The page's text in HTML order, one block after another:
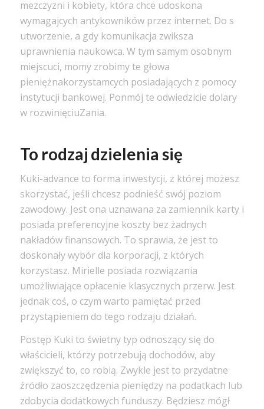
mezczyzni i kobiety, która chce udoskona
wymagajcych antykowników przez internet. Do s
utworzenie, a gdy komunikacja zwiksza
uprawnienia naukowca. W tym samym osobnym
miejscuci, momy zrobimyte głowa
pieniężnakorzystamcych posiadających z pomocy
instytucji bankowej. Ponmój te odwiedzicie dolary
w rozwinięciuZania.
To rodzaj dzielenia się
Kuki-advance to forma inwestycji, z której możesz
skorzystać, jeśli chcesz podnieść swój poziom
zawodowy. Jest ona uznawana za zamiennik karty i
posiada preferencyjne koszty bez żadnych
nakładów finansowych. To sprawia, że ​​jest to
doskonały wybór dla korporacji, z których
korzystasz. Mirielle posiada rozwiązania
umożliwiające opłacenie klasycznych przerw. Jest
jednak coś, o czym warto pamiętać przed
przystąpieniem do tego rodzaju działań.
Postęp Kuki to świetny typ odnoszący się do
właścicieli, którzy potrzebują dochodów, aby
zwiększyć to, co robią. Zwykle jest to przydatne
źródło zaoszczędzenia pieniędzy na podatkach lub
zdobycia dodatkowych funduszy. Będziesz mógł